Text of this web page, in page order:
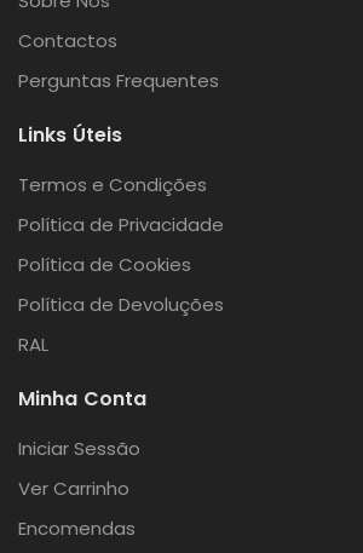
Contactos
Perguntas Frequentes
Links Úteis
Termos e Condições
Política de Privacidade
Política de Cookies
Política de Devoluções
RAL
Minha Conta
Iniciar Sessão
Ver Carrinho
Encomendas